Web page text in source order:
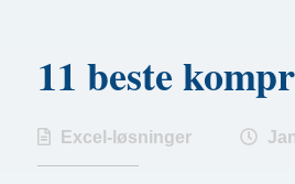
11 beste
Excel-løsninger